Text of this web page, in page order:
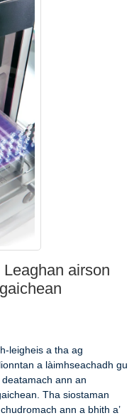
airson
leigheis a tha ag
a làimhseachadh gu
ann an
Tha siostaman
ann a bhith a’